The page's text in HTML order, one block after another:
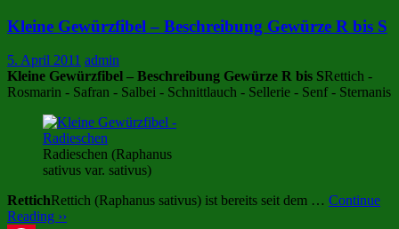
Kleine Gewürzfibel – Beschreibung Gewürze R bis S
5. April 2011 admin
Kleine Gewürzfibel – Beschreibung Gewürze R bis SRettich -
Rosmarin - Safran - Salbei - Schnittlauch - Sellerie - Senf - Sternanis
Radieschen (Raphanus
sativus var. sativus)
RettichRettich (Raphanus sativus) ist bereits seit dem … Continue
Reading ››